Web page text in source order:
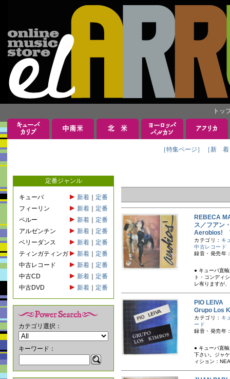
トッ
［特集ページ］ ［新 着
定番ジャンル
キューバ 新着
定番
フィーリン
新着
定番
ペルー
新着
定番
アルゼンチン
新着
定番
ベリーダンス
新着
定番
ティンガティンガ
新着
定番
中古レコード
新着
定番
中古CD
新着
定番
中古DVD
新着 定番
カテゴリ選択：
キーワード：
REBECA
ス／フアン
Aerobios!
カテゴリ： キ
中古レコード
録音・発売
● キューバ直
ト・コンディ
レ有りますが
PIO LEIVA
Grupo Los
カテゴリ： キ
ード
録音・発売
● キューバ直
下さい。ジャ
ィション：